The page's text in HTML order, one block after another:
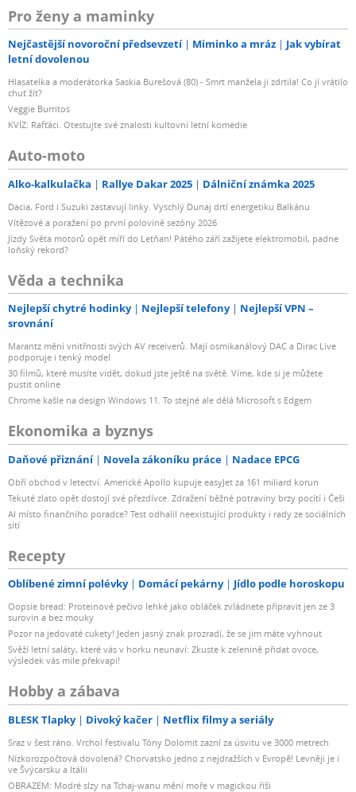
Pro ženy a maminky
Nejčastější novoroční předsevzetí Miminko a mráz
Jak vybírat
letní dovolenou
Hlasatelka a moderátorka Saskia Burešová (80) - Smrt manžela ji zdrtila! Co jí vrátilo
chuť žít?
Veggie Burritos
KVÍZ: Rafťáci. Otestujte své znalosti kultovní letní komedie
Auto-moto
Alko-kalkulačka Rallye Dakar 2025 Dálniční známka 2025
Dacia, Ford i Suzuki zastavují linky. Vyschlý Dunaj drtí energetiku Balkánu
Vítězové a poražení po první polovině sezóny 2026
Jízdy Světa motorů opět míří do Letňan! Pátého září zažijete elektromobil, padne
loňský rekord?
Věda a technika
Nejlepší chytré hodinky Nejlepší telefony
Nejlepší VPN –
srovnání
Marantz mění vnitřnosti svých AV receiverů. Mají osmikanálový DAC a Dirac Live
podporuje i tenký model
30 filmů, které musíte vidět, dokud jste ještě na světě. Víme, kde si je můžete
pustit online
Chrome kašle na design Windows 11. To stejné ale dělá Microsoft s Edgem
Ekonomika a byznys
Daňové přiznání Novela zákoníku práce Nadace EPCG
Obří obchod v letectví. Americké Apollo kupuje easyJet za 161 miliard korun
Tekuté zlato opět dostojí své přezdívce. Zdražení běžné potraviny brzy pocítí i Češi
AI místo finančního poradce? Test odhalil neexistující produkty i rady ze sociálních
sítí
Recepty
Oblíbené zimní polévky Domácí pekárny Jídlo podle horoskopu
Oopsie bread: Proteinové pečivo lehké jako obláček zvládnete připravit jen ze 3
surovin a bez mouky
Pozor na jedovaté cukety! Jeden jasný znak prozradí, že se jim máte vyhnout
Svěží letní saláty, které vás v horku neunaví: Zkuste k zelenině přidat ovoce,
výsledek vás mile překvapí!
Hobby a zábava
BLESK Tlapky Divoký kačer Netflix filmy a seriály
Sraz v šest ráno. Vrchol festivalu Tóny Dolomit zazní za úsvitu ve 3000 metrech
Nízkorozpočtová dovolená? Chorvatsko jedno z nejdražších v Evropě! Levněji je i
ve Švýcarsku a Itálii
OBRAZEM: Modré slzy na Tchaj-wanu mění moře v magickou říši